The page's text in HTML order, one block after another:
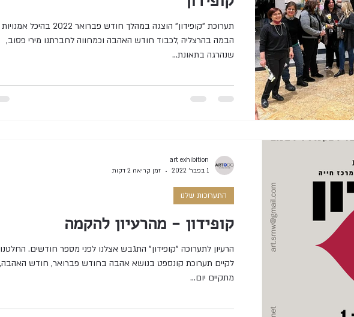
תערוכת "קופידון" הוצגה במהלך חודש פברואר 2022 בהיכל אמנויות
הבמה בהרצליה ,לכבוד חודש האהבה וכמחווה לחברתנו מירי פסוב,
שנהרגה בתאונת...
קופידון - מהרעיון להקמה
הרעיון לתערוכה "קופידון" התגבש אצלנו לפני מספר חודשים. החלטנו
מתקיים יום...
התערוכות שלנו
art exhibition
1 בפבר׳ 2022
זמן קריאה 2 דקות